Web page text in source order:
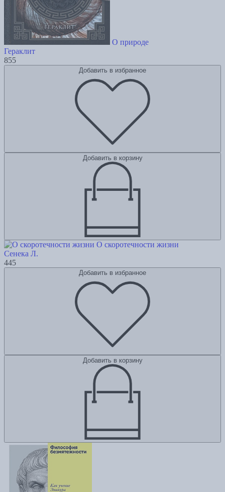
О природе
Гераклит
855
Добавить в избранное
Добавить в корзину
О скоротечности жизни
Сенека Л.
445
Добавить в избранное
Добавить в корзину